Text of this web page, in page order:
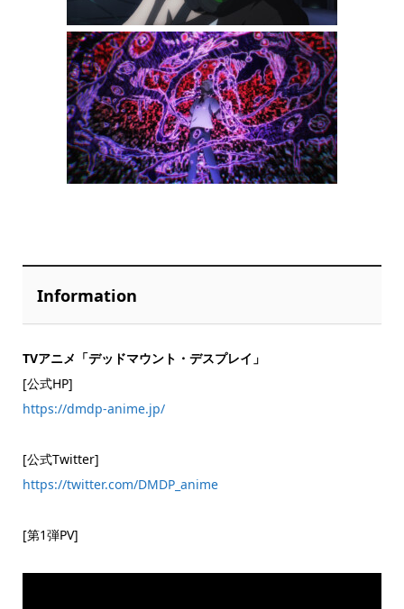
Information
TVアニメ「デッドマウント・デスプレイ」
[公式HP]
https://dmdp-anime.jp/
[公式Twitter]
https://twitter.com/DMDP_anime
[第1弾PV]